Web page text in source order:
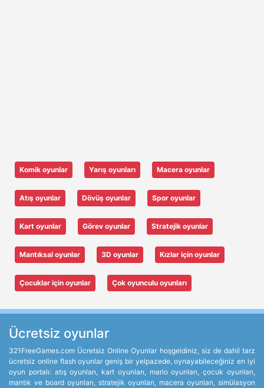
Komik oyunlar Yarış oyunları Macera oyunlar
Atış oyunlar Dövüş oyunlar Spor oyunlar
Kart oyunlar Görev oyunlar Stratejik oyunlar
Mantıksal oyunlar 3D oyunlar Kızlar için oyunlar
Çocuklar için oyunlar Çok oyunculu oyunları
Ücretsiz oyunlar
321FreeGames.com Ücretsiz Online Oyunlar hoşgeldiniz, siz de dahil tarz
ücretsiz online flash oyunlar geniş bir yelpazede, oynayabileceğiniz en iyi
oyun portalı: atış oyunları, kart oyunları, mario oyunları, çocuk oyunları,
mantık ve board oyunları, stratejik oyunları, macera oyunları, simülasyon